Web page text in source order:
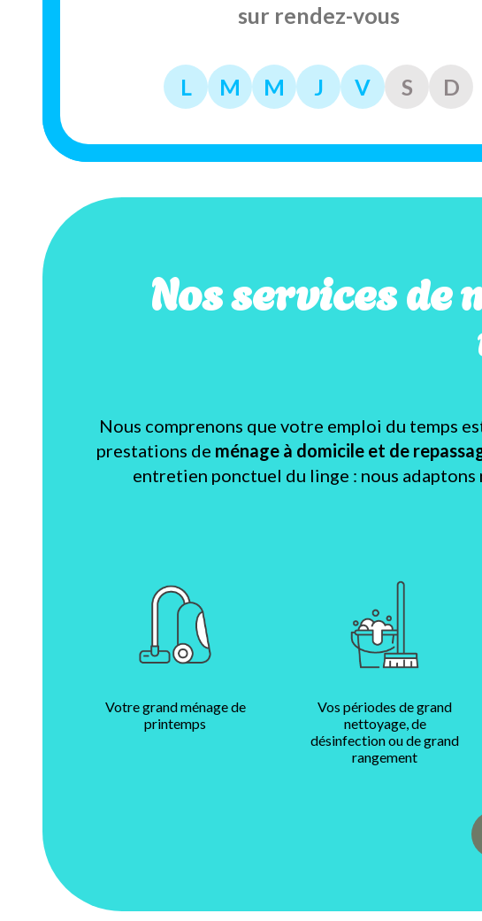
sur rendez-vous
L M M J V S D
Nos services de
Nous comprenons que votre emploi du temps
prestations de ménage à domicile et de
entretien ponctuel du linge : nous
Votre grand ménage de
printemps
Vos périodes de grand
nettoyage, de
désinfection ou de grand
rangement